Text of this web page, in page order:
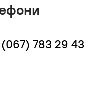
783 29 43